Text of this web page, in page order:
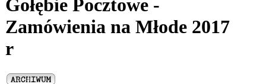
Gołębie Pocztowe -
Zamówienia na Młode 2017
r